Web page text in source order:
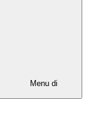
Menu di